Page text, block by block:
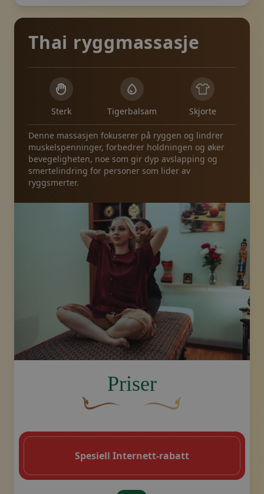
Thai ryggmassasje
Sterk Tigerbalsam Skjorte
Denne massasjen fokuserer på ryggen og lindrer
muskelspenninger, forbedrer holdningen og øker
bevegeligheten, noe som gir dyp avslapping og
smertelindring for personer som lider av
ryggsmerter.
Priser
Spesiell Internett-rabatt